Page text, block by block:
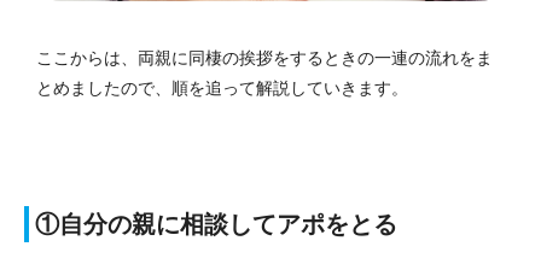
ここからは、両親に同棲の挨拶をするときの一連の流れをま
とめましたので、順を追って解説していきます。
①自分の親に相談してアポをとる